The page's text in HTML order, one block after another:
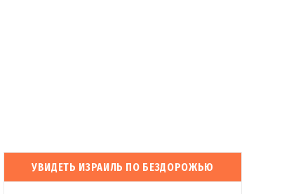
УВИДЕТЬ ИЗРАИЛЬ ПО БЕЗДОРОЖЬЮ